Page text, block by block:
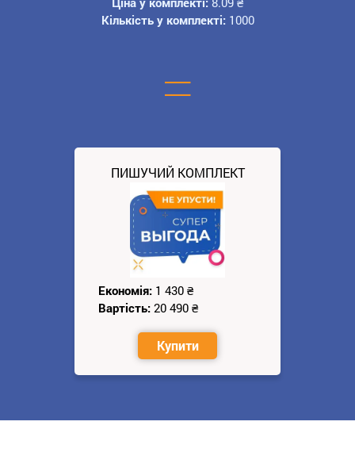
Кількість у комплекті: 1000
=
ПИШУЧИЙ КОМПЛЕКТ
Економія: 1 430 ₴
Вартість: 20 490 ₴
Купити